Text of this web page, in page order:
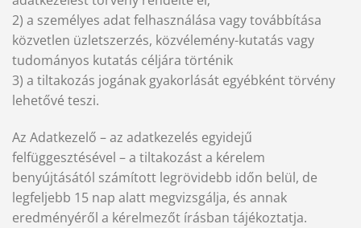
2) a személyes adat felhasználása vagy továbbítása
közvetlen üzletszerzés, közvélemény-kutatás vagy
tudományos kutatás céljára történik
3) a tiltakozás jogának gyakorlását egyébként törvény
lehetővé teszi.
Az Adatkezelő – az adatkezelés egyidejű
felfüggesztésével – a tiltakozást a kérelem
benyújtásától számított legrövidebb időn belül, de
legfeljebb 15 nap alatt megvizsgálja, és annak
eredményéről a kérelmezőt írásban tájékoztatja.